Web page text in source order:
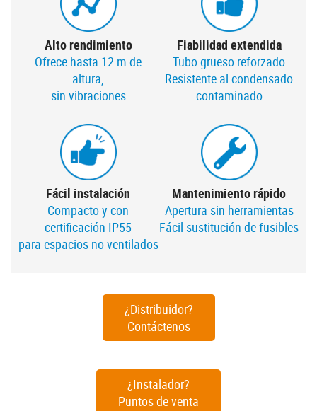
Alto rendimiento
Ofrece hasta 12 m de
altura,
sin vibraciones
Fiabilidad extendida
Tubo grueso reforzado
Resistente al condensado
contaminado
Fácil instalación
Compacto y con
certificación IP55
para espacios no ventilados
Mantenimiento rápido
Apertura sin herramientas
Fácil sustitución de fusibles
¿Distribuidor?
Contáctenos
¿Instalador?
Puntos de venta